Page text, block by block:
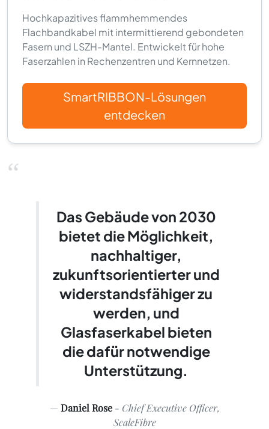
Hochkapazitives flammhemmendes
Flachbandkabel mit intermittierend gebondeten
Fasern und LSZH-Mantel. Entwickelt für hohe
Faserzahlen in Rechenzentren und Kernnetzen.
SmartRIBBON-Lösungen
entdecken
“
Das Gebäude von 2030
bietet die Möglichkeit,
nachhaltiger,
zukunftsorientierter und
widerstandsfähiger zu
werden, und
Glasfaserkabel bieten
die dafür notwendige
Unterstützung.
Daniel Rose - Chief Executive Officer,
ScaleFibre